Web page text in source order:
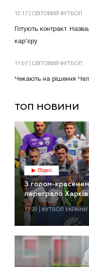
12:17 | СВІТОВИЙ ФУТБОЛ
Готують контракт.
кар’єру
11:07 | СВІТОВИЙ ФУТБОЛ
Чекають на рішення
ТОП НОВИНИ
Відео
З голом-
переграло
17:20 | ФУТБОЛ УКРАЇНИ